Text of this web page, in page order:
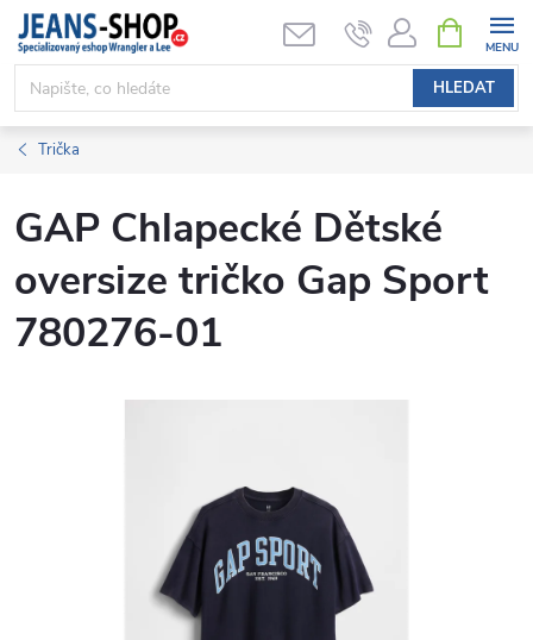
Přejít
obsah
HLEDAT
NÁKUPNÍ
KOŠÍK
Trička
GAP Chlapecké Dětské
oversize tričko Gap Sport
780276-01